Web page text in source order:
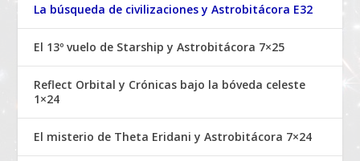
La búsqueda de civilizaciones y Astrobitácora E32
El 13º vuelo de Starship y Astrobitácora 7×25
Reflect Orbital y Crónicas bajo la bóveda celeste
1×24
El misterio de Theta Eridani y Astrobitácora 7×24